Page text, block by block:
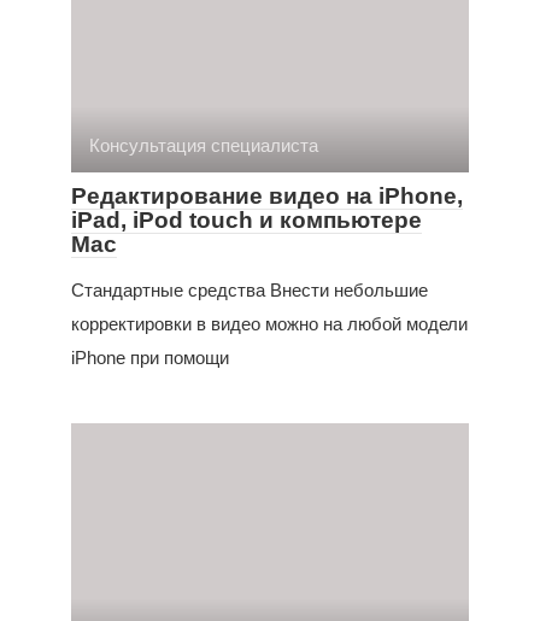
Консультация специалиста
Редактирование видео на iPhone,
iPad, iPod touch и компьютере
Mac
Стандартные средства Внести небольшие
корректировки в видео можно на любой модели
iPhone при помощи